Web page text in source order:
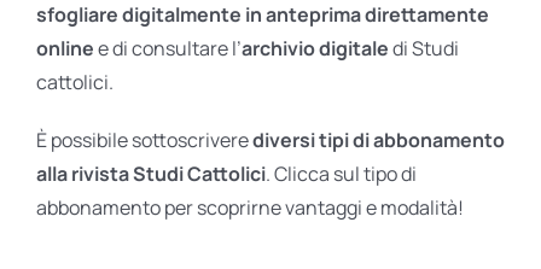
Ares Gift Card
sfogliare digitalmente in anteprima direttamente
onlinee di consultare l’archivio digitaledi Studi
cattolici.
È possibile sottoscriverediversi tipi di abbonamento
alla rivista Studi Cattolici. Clicca sul tipo di
abbonamento per scoprirne vantaggi e modalità!